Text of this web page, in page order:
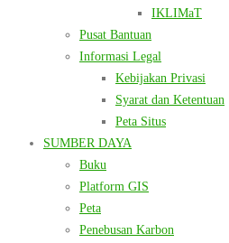
IKLIMaT
Pusat Bantuan
Informasi Legal
Kebijakan Privasi
Syarat dan Ketentuan
Peta Situs
SUMBER DAYA
Buku
Platform GIS
Peta
Penebusan Karbon